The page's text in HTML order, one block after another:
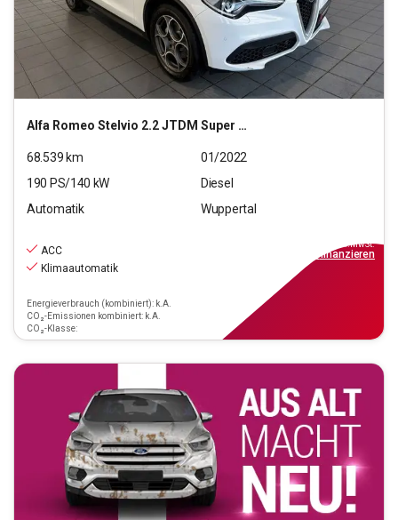
Alfa Romeo Stelvio 2.2 JTDM Super Q4 (EURO 6d)
68.539 km
01/2022
190 PS/140 kW
Diesel
Automatik
Wuppertal
ACC
Klimaautomatik
Energieverbrauch (kombiniert): k.A.
CO₂-Emissionen kombiniert: k.A.
CO₂-Klasse:
inkl.MwSt.
finanzieren